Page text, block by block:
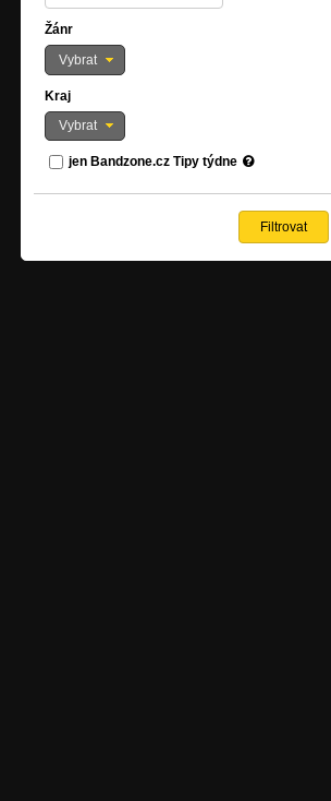
Žánr
Vybrat
Kraj
Vybrat
jen Bandzone.cz Tipy týdne